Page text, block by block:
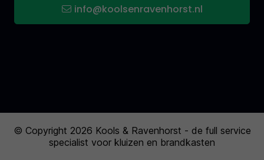
info@koolsenravenhorst.nl
© Copyright 2026 Kools & Ravenhorst - de full service
specialist voor kluizen en brandkasten